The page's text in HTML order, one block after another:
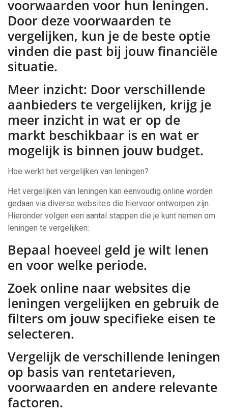
voorwaarden voor hun leningen.
Door deze voorwaarden te
vergelijken, kun je de beste optie
vinden die past bij jouw financiële
situatie.
Meer inzicht: Door verschillende
aanbieders te vergelijken, krijg je
meer inzicht in wat er op de
markt beschikbaar is en wat er
mogelijk is binnen jouw budget.
Hoe werkt het vergelijken van leningen?
Het vergelijken van leningen kan eenvoudig online worden
gedaan via diverse websites die hiervoor ontworpen zijn.
Hieronder volgen een aantal stappen die je kunt nemen om
leningen te vergelijken:
Bepaal hoeveel geld je wilt lenen
en voor welke periode.
Zoek online naar websites die
leningen vergelijken en gebruik de
filters om jouw specifieke eisen te
selecteren.
Vergelijk de verschillende leningen
op basis van rentetarieven,
voorwaarden en andere relevante
factoren.